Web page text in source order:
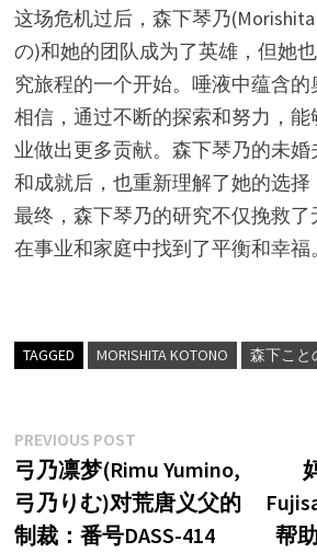
这场危机过后，森下琴乃
の)和她的团队成为了英雄，但她
究旅程的一个开始。唾液中蕴含
相信，通过不断的探索和努力，
业做出更多贡献。森下琴乃的未
和成就后，也重新理解了她的选择
最终，森下琴乃的研究不仅挽救
在事业和家庭中找到了平衡和幸福。
TAGGED MORISHITA KOTONO 森下こと
文
章
导
PREVIOUS POSTPrevious
post:
弓乃凛梦(Rimu Yumino,
弓乃りむ)对荒唐义父的
制裁：番号DASS-414
帮